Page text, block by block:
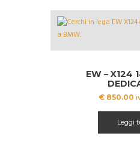
EW – X124
€ 850.00
Leggi